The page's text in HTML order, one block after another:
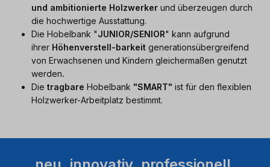
und ambitionierte Holzwerker und überzeugen durch
die hochwertige Ausstattung.
Die Hobelbank "JUNIOR/SENIOR" kann aufgrund
ihrer Höhenverstell-barkeit generationsübergreifend
von Erwachsenen und Kindern gleichermaßen genutzt
werden.
Die tragbare Hobelbank "SMART" ist für den flexiblen
Holzwerker-Arbeitplatz bestimmt.